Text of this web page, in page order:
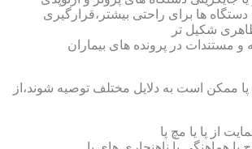
دستگاه ها برای راحتی بیشتر،قرارگیری
شکیل تر
و مستندات در پرونده های بیماران
پا ممکن است به دلایل مختلف توصیه شوند،از
از پا یا مچ پا